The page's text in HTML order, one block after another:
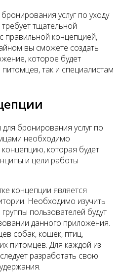
услуг по уходу
тщательной
правильной концепцией,
вы сможете создать
которое будет
так и специалистам
бронирования услуг по
необходимо
которая будет
и цели работы
концепции является
Необходимо изучить
пользователей будут
данного приложения.
собак, кошек, птиц,
питомцев. Для каждой из
разработать свою